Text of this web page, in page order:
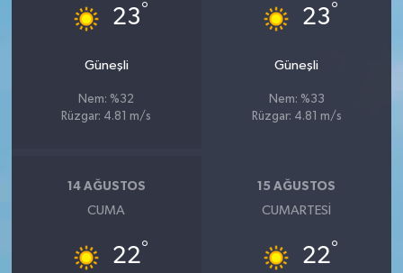
23°
Güneşli
Nem: %32
Rüzgar: 4.81 m/s
23°
Güneşli
Nem: %33
Rüzgar: 4.81 m/s
14 AĞUSTOS
CUMA
22°
15 AĞUSTOS
CUMARTESI
22°